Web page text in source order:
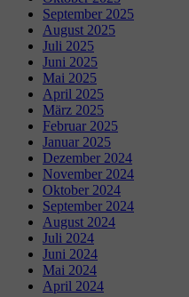
September 2025
August 2025
Juli 2025
Juni 2025
Mai 2025
April 2025
März 2025
Februar 2025
Januar 2025
Dezember 2024
November 2024
Oktober 2024
September 2024
August 2024
Juli 2024
Juni 2024
Mai 2024
April 2024